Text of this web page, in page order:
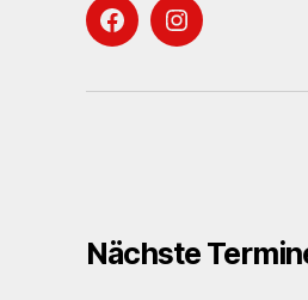
FacebookInstagram
Nächste